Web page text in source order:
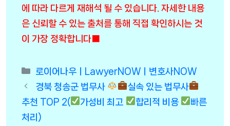
에 따라 다르게 재해석 될 수 있습니다. 자세한 내용
은 신뢰할 수 있는 출처를 통해 직접 확인하시는 것
이 가장 정확합니다■
Categories
로이어나우ㅣLawyerNOWㅣ변호사NOW
경북 청송군 법무사
실속 있는 법무사
추천 TOP 2(
가성비 최고 합리적 비용
빠른
처리)